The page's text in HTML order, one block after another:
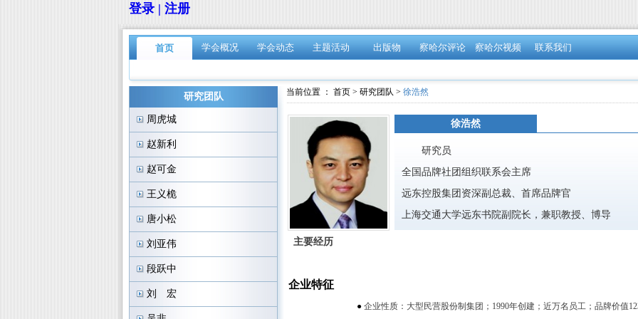
登录 | 注册
首页 学会概况 学会动态 主题活动 出版物 察哈尔评论 察哈尔视频 联系我们
研究团队
周虎城
赵新利
赵可金
王义桅
唐小松
刘亚伟
段跃中
刘 宏
当前位置 ： 首页 > 研究团队 > 徐浩然
徐浩然
研究员
全国品牌社团组织联系会主席
远东控股集团资深副总裁、首席品牌官
上海交通大学远东书院副院长，兼职教授、博导
主要经历
企业特征
● 企业性质：大型民营股份制集团； 1990年创建；近万名员工；品牌价值